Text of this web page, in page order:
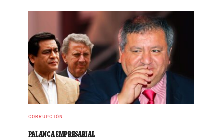
CORRUPCIÓN
PALANCA EMPRESARIAL